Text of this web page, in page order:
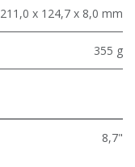
211,0 x 124,7 x 8,0 mm
355 g
8,7"